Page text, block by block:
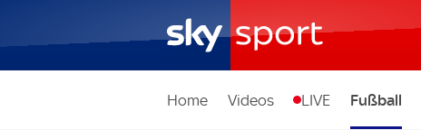
Home Videos LIVE Fußball